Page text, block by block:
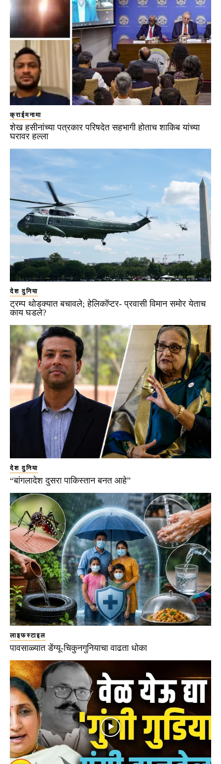
क्राईमनामा
शेख हसीनांच्या पत्रकार परिषदेत सहभागी होताच शाकिब यांच्या
घरावर हल्ला
देश दुनिया
ट्रम्प थोडक्यात बचावले; हेलिकॉप्टर- प्रवासी विमान समोर येताच
काय घडले?
देश दुनिया
“बांगलादेश दुसरा पाकिस्तान बनत आहे”
लाइफस्टाइल
पावसाळ्यात डेंग्यू-चिकुनगुनियाचा वाढता धोका